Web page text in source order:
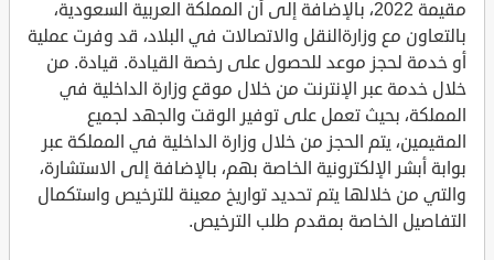
مقيمة 2022، بالإضافة إلى أن المملكة العربية السعودية،
بالتعاون مع وزارةالنقل والاتصالات في البلاد، قد وفرت عملية
أو خدمة لحجز موعد للحصول على رخصة القيادة. قيادة. من
خلال خدمة عبر الإنترنت من خلال موقع وزارة الداخلية في
المملكة، بحيث تعمل على توفير الوقت والجهد لجميع
المقيمين، يتم الحجز من خلال وزارة الداخلية في المملكة عبر
بوابة أبشر الإلكترونية الخاصة بهم، بالإضافة إلى الاستشارة،
والتي من خلالها يتم تحديد تواريخ معينة للترخيص واستكمال
التفاصيل الخاصة بمقدم طلب الترخيص.